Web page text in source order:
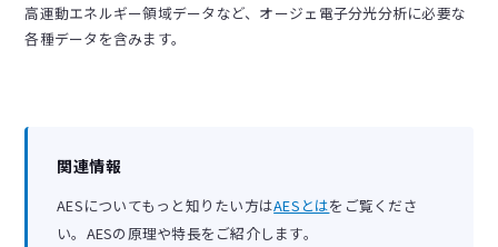
高運動エネルギー領域データなど、オージェ電子分光分析に必要な
各種データを含みます。
関連情報
AESについてもっと知りたい方はAESとはをご覧くださ
い。AESの原理や特長をご紹介します。